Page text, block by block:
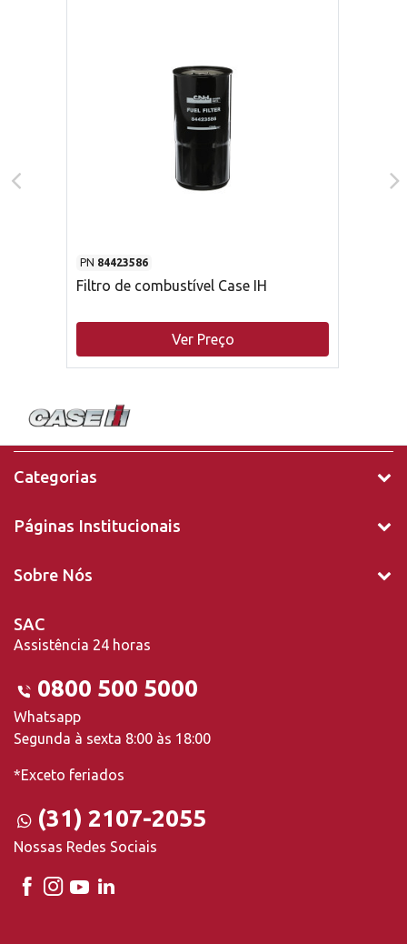
PN 84423586
Filtro de combustível Case IH
Ver Preço
Categorias
Páginas Institucionais
Sobre Nós
SAC
Assistência 24 horas
0800 500 5000
Whatsapp
Segunda à sexta 8:00 às 18:00
*Exceto feriados
(31) 2107-2055
Nossas Redes Sociais